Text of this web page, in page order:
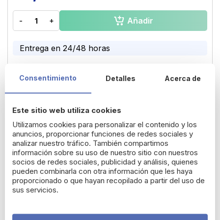
beginning
the
gallery
- + Añadir
Entrega en 24/48 horas
Esponja 100% natural de extracción ecológica gigante.
Detalles del producto
Esponja 100% natural de extracción ecológica gigante.
Esponja de origen coralino:máxima absorción y resistencia.
Para proteger las características naturales de la esponja, no
Consentimiento Detalles Acerca de
Este sitio web utiliza cookies
Utilizamos cookies para personalizar el contenido y los
anuncios, proporcionar funciones de redes sociales y
analizar nuestro tráfico. También compartimos
información sobre su uso de nuestro sitio con nuestros
socios de redes sociales, publicidad y análisis, quienes
pueden combinarla con otra información que les haya
proporcionado o que hayan recopilado a partir del uso de
sus servicios.